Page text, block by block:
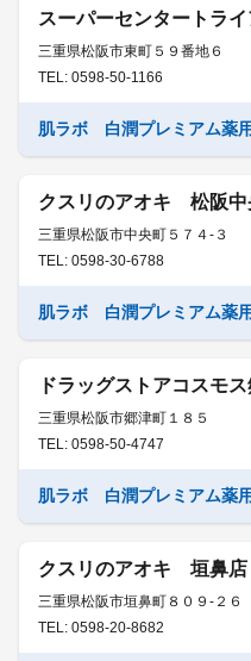
スーパーセンタートラ
三重県松阪市東町５９番地６
TEL: 0598-50-1166
肌ラボ 白潤プレミアム薬
クスリのアオキ 松阪中
三重県松阪市中央町５７４-３
TEL: 0598-30-6788
肌ラボ 白潤プレミアム薬
ドラッグストアコスモ
三重県松阪市郷津町１８５
TEL: 0598-50-4747
肌ラボ 白潤プレミアム薬
クスリのアオキ 垣鼻店
三重県松阪市垣鼻町８０９-２６
TEL: 0598-20-8682